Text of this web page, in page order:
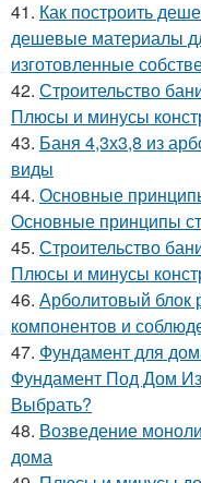
41. Как построить
дешевые материалы
изготовленные
42. Строительство
Плюсы и минусы
43. Баня 4,3х3,8 из
виды
44. Основные
Основные принципы
45. Строительство
Плюсы и минусы
46. Арболитовый блок
компонентов и
47. Фундамент для
Фундамент Под Дом
Выбрать?
48. Возведение
дома